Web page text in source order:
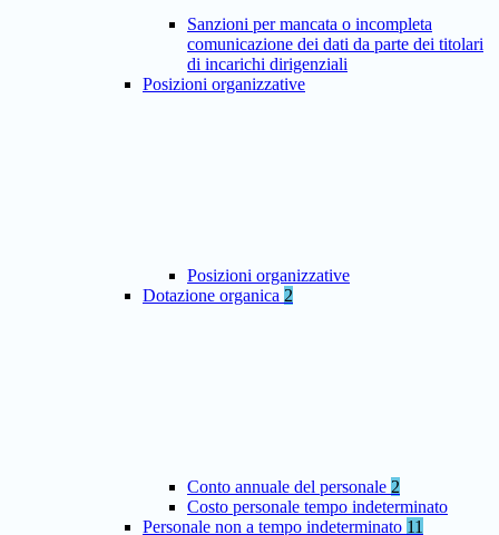
Sanzioni per mancata o incompleta
comunicazione dei dati da parte dei titolari
di incarichi dirigenziali
Posizioni organizzative
Posizioni organizzative
Dotazione organica 2
Conto annuale del personale 2
Costo personale tempo indeterminato
Personale non a tempo indeterminato 11